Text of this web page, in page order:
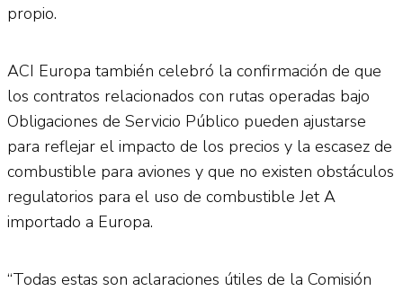
propio.
ACI Europa también celebró la confirmación de que
los contratos relacionados con rutas operadas bajo
Obligaciones de Servicio Público pueden ajustarse
para reflejar el impacto de los precios y la escasez de
combustible para aviones y que no existen obstáculos
regulatorios para el uso de combustible Jet A
importado a Europa.
“Todas estas son aclaraciones útiles de la Comisión